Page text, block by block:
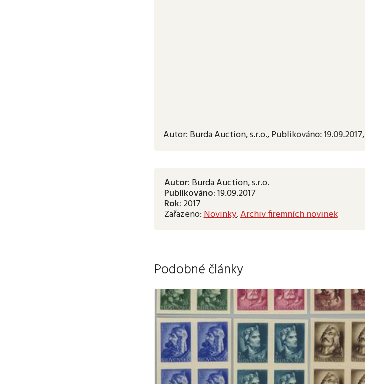
Autor: Burda Auction, s.r.o.,Publikováno:19.09.2017,
Autor: Burda Auction, s.r.o.
Publikováno:19.09.2017
Rok: 2017
Zařazeno:Novinky,Archiv firemních novinek
Podobné články